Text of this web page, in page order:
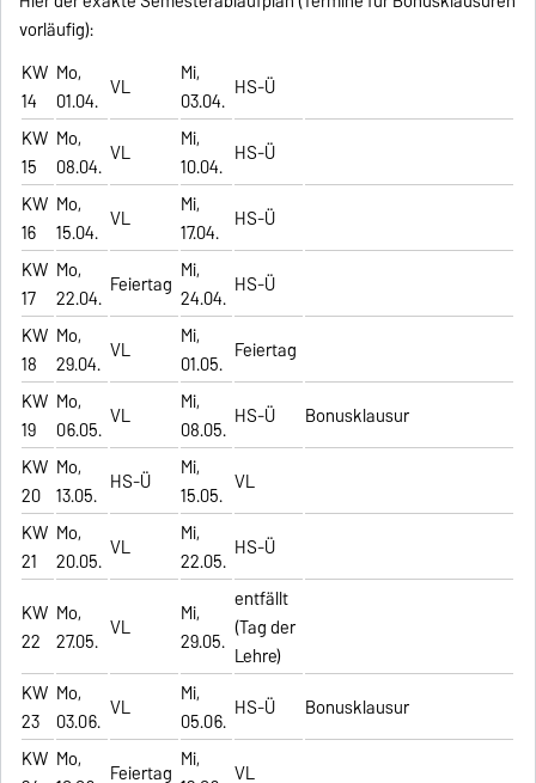
vorläufig):
KW
14
Mo,
01.04. VL
Mi,
03.04. HS-Ü
KW
15
Mo,
08.04. VL
Mi,
10.04. HS-Ü
KW
16
Mo,
15.04. VL
Mi,
17.04. HS-Ü
KW
17
Mo,
22.04. Feiertag Mi,
24.04. HS-Ü
KW
18
Mo,
29.04. VL
Mi,
01.05. Feiertag
KW
19
Mo,
06.05. VL
Mi,
08.05. HS-Ü
Bonusklausur
KW
20
Mo,
13.05. HS-Ü
Mi,
15.05. VL
KW
21
Mo,
20.05. VL
Mi,
22.05. HS-Ü
KW
22
Mo,
27.05. VL
Mi,
29.05.
entfällt
(Tag der
Lehre)
KW
23
Mo,
03.06. VL
Mi,
05.06. HS-Ü
Bonusklausur
KW Mo,
Feiertag Mi,
VL